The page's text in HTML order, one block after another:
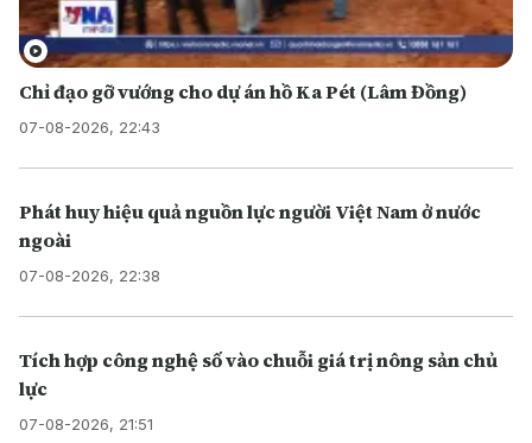
Chỉ đạo gỡ vướng cho dự án hồ Ka Pét (Lâm Đồng)
07-08-2026, 22:43
Phát huy hiệu quả nguồn lực người Việt Nam ở nước
ngoài
07-08-2026, 22:38
Tích hợp công nghệ số vào chuỗi giá trị nông sản chủ
lực
07-08-2026, 21:51